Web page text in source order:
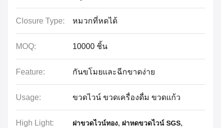
Closure Type: หมวกที่หดได้
MOQ: 10000 ชิ้น
Feature: กันขโมยและฉีกขาดง่าย
Usage: ขวดไวน์ ขวดเครื่องดื่ม ขวดแก้ว
High Light: ฝาขวดไวน์ทอง, ฝาหดขวดไวน์ SGS,